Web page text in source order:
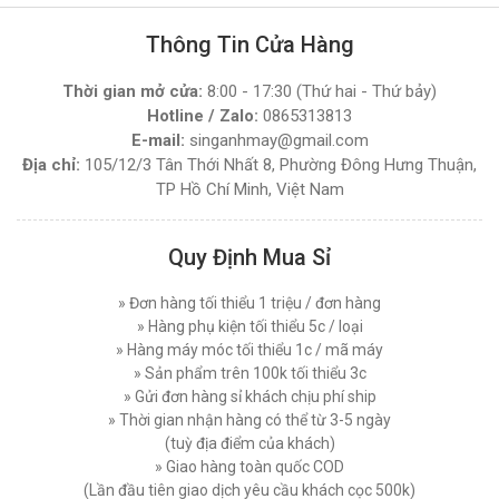
Máy Cắt Vải Đứng Loại Nào Tốt ? Top 7 Mẫu Cắt
Thứ tư, 03/12/2025
Hướng Dẫn Sử Dụng Máy Cắt Vải Đầu Bàn Chi
Tiết Đúng Cách Hiệu Quả
Thứ bảy, 29/11/2025
Máy Cắt Vải Viền Là Gì? Lợi Ích Và Ứng Dụng
Trong Ngành May Hiện Nay
Thứ tư, 26/11/2025
Nên Chọn Máy Cắt Vải Cầm Tay Hay Máy Cắt
Thứ năm, 20/11/2025
Các Lỗi Phổ Biến Khi Sử Dụng Máy Cắt Vải
Đứng Và Cách Khắc Phục
Thứ bảy, 15/11/2025
Top 5 Loại Máy Cắt Vải Cầm Tay Tốt Nhất Hiện
Nay - Nên Mua Loại Nào ?
Thứ ba, 11/11/2025
Đăng nhập để xem giá sỉ
MÁY CẮT VẢI ĐẦU BÀN LEJIANG YJ-168D (
NGUYÊN BỘ )
Đăng nhập để xem giá sỉ
Giá bán lẻ:7.450.000đ
750W
Đăng nhập để xem giá sỉ
Giá bán lẻ:
7.450.000đ
MÁY CẮT VẢI ĐỨNG PHILPS 08 INCH, CÔNG
SUẤT 1600W
Đăng nhập để xem giá sỉ
Thông Tin Cửa Hàng
Thời gian mở cửa: 8:00 - 17:30 (Thứ hai - Thứ bảy)
Hotline / Zalo: 0865313813
E-mail: singanhmay@gmail.com
Địa chỉ: 105/12/3 Tân Thới Nhất 8, Phường Đông Hưng Thuận,
TP Hồ Chí Minh, Việt Nam
Quy Định Mua Sỉ
» Đơn hàng tối thiểu 1 triệu / đơn hàng
» Hàng phụ kiện tối thiểu 5c / loại
» Hàng máy móc tối thiểu 1c / mã máy
» Sản phẩm trên 100k tối thiểu 3c
» Gửi đơn hàng sỉ khách chịu phí ship
» Thời gian nhận hàng có thể từ 3-5 ngày
(tuỳ địa điểm của khách)
» Giao hàng toàn quốc COD
(Lần đầu tiên giao dịch yêu cầu khách cọc 500k)